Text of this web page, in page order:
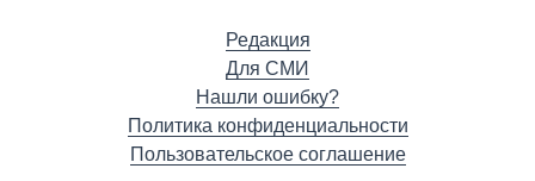
Редакция
Для СМИ
Нашли ошибку?
Политика конфиденциальности
Пользовательское соглашение